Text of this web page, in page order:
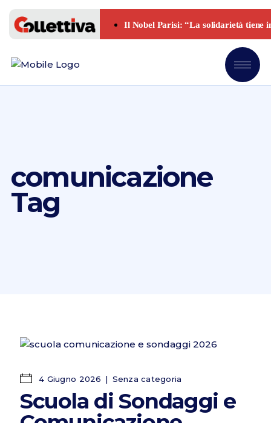
comunicazione
Tag
4 Giugno 2026 Senza categoria
Scuola di Sondaggi e